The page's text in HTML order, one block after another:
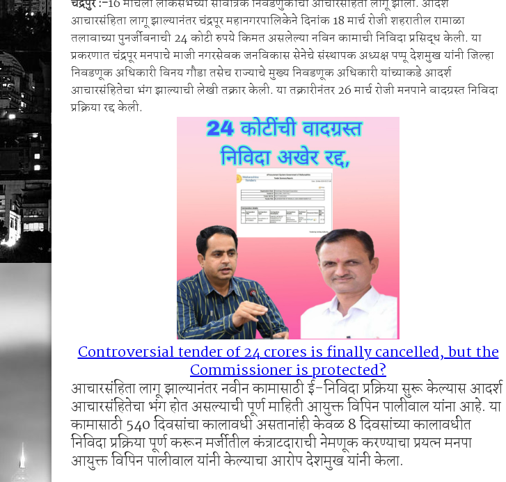
मनसेच्या तालुका अध्यक्षा कल्पना पोतर्लावार यांनी बेकायदेशीर ऑनलाइन लॉटरीविरोधात पोलिसांना निवेदन
वरोरा येथे कारगिल विजयदीन साजरा Kargil Vijay Deen celebrated in Warora
आचारसंहिता लागू झाल्यानंतर चंद्रपूर महानगरपालिकेने दिनांक 18 मार्च रोजी शहरातील रामाळा
तलावाच्या पुनर्जीवनाची 24 कोटी रुपये किमत असलेल्या नविन कामाची निविदा प्रसिद्ध केली. या
प्रकरणात चंद्रपूर मनपाचे माजी नगरसेवक जनविकास सेनेचे संस्थापक अध्यक्ष पप्पू देशमुख यांनी जिल्हा
निवडणूक अधिकारी विनय गौडा तसेच राज्याचे मुख्य निवडणूक अधिकारी यांच्याकडे आदर्श
आचारसंहितेचा भंग झाल्याची लेखी तक्रार केली. या तक्रारीनंतर 26 मार्च रोजी मनपाने वादग्रस्त निविदा
प्रक्रिया रद्द केली.
Controversial tender of 24 crores is finally cancelled, but the
Commissioner is protected?
आचारसंहिता लागू झाल्यानंतर नवीन कामासाठी ई-निविदा प्रक्रिया सुरू केल्यास आदर्श
आचारसंहितेचा भंग होत असल्याची पूर्ण माहिती आयुक्त विपिन पालीवाल यांना आहे. या
कामासाठी 540 दिवसांचा कालावधी असतानांही केवळ 8 दिवसांच्या कालावधीत
निविदा प्रक्रिया पूर्ण करून मर्जीतील कंत्राटदाराची नेमणूक करण्याचा प्रयत्न मनपा
आयुक्त विपिन पालीवाल यांनी केल्याचा आरोप देशमुख यांनी केला.